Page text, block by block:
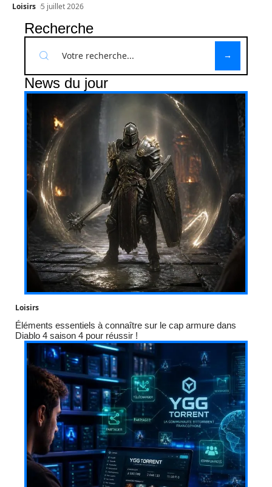
Loisirs 5 juillet 2026
Recherche
News du jour
Loisirs
Éléments essentiels à connaître sur le cap armure dans
Diablo 4 saison 4 pour réussir !